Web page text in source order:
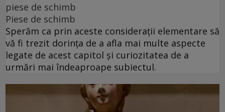
piese de schimb
Piese de schimb
Sperăm ca prin aceste considerații elementare să
vă fi trezit dorința de a afla mai multe aspecte
legate de acest capitol și curiozitatea de a
urmări mai îndeaproape subiectul.